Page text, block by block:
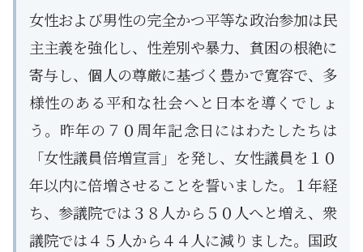
女性および男性の完全かつ平等な政治参加は民
主主義を強化し、性差別や暴力、貧困の根絶に
寄与し、個人の尊厳に基づく豊かで寛容で、多
様性のある平和な社会へと日本を導くでしょ
う。昨年の７０周年記念日にはわたしたちは
「女性議員倍増宣言」を発し、女性議員を１０
年以内に倍増させることを誓いました。１年経
ち、参議院では３８人から５０人へと増え、衆
議院では４５人から４４人に減りました。国政